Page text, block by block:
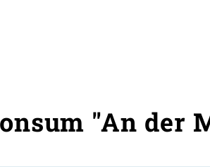
"An der